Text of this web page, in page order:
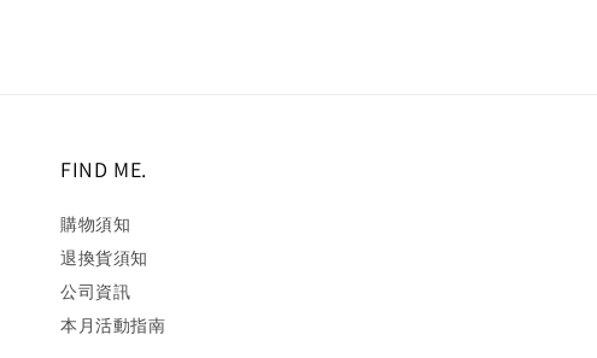
FIND ME.
購物須知
退換貨須知
公司資訊
本月活動指南